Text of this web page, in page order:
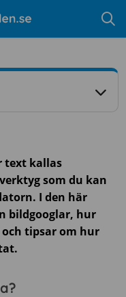
text kallas
som du kan
I den här
bildgooglar, hur
tipsar om hur